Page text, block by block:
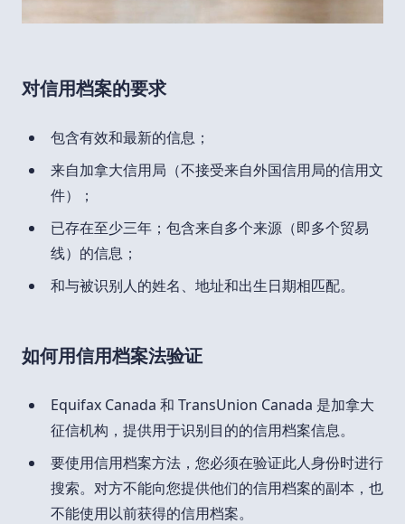
对信用档案的要求
包含有效和最新的信息；
来自加拿大信用局（不接受来自外国信用局的信用文
件）；
已存在至少三年；包含来自多个来源（即多个贸易
线）的信息；
和与被识别人的姓名、地址和出生日期相匹配。
如何用信用档案法验证
Equifax Canada 和 TransUnion Canada 是加拿大
征信机构，提供用于识别目的的信用档案信息。
要使用信用档案方法，您必须在验证此人身份时进行
搜索。对方不能向您提供他们的信用档案的副本，也
不能使用以前获得的信用档案。